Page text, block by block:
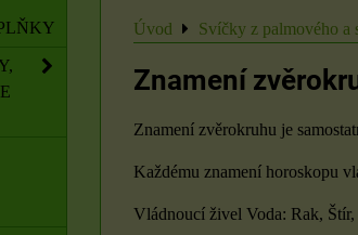
Úvod Svíčky z palmového a
Znamení
Znamení zvěrokruhu je
Každému znamení horoskopu
Vládnoucí živel Voda: Rak,